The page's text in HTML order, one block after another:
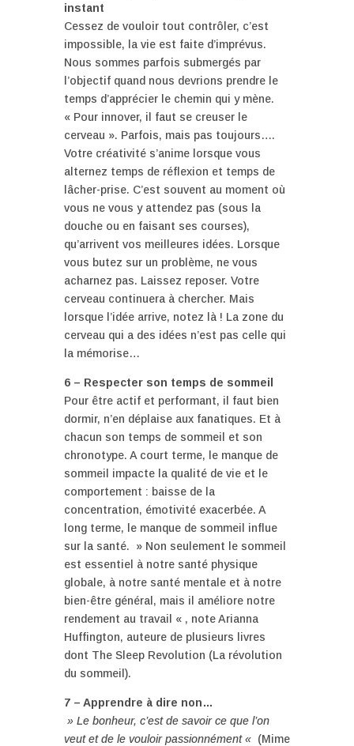
instant
Cessez de vouloir tout contrôler, c’est
impossible, la vie est faite d’imprévus.
Nous sommes parfois submergés par
l’objectif quand nous devrions prendre le
temps d’apprécier le chemin qui y mène.
« Pour innover, il faut se creuser le
cerveau ». Parfois, mais pas toujours….
Votre créativité s’anime lorsque vous
alternez temps de réflexion et temps de
lâcher-prise. C’est souvent au moment où
vous ne vous y attendez pas (sous la
douche ou en faisant ses courses),
qu’arrivent vos meilleures idées. Lorsque
vous butez sur un problème, ne vous
acharnez pas. Laissez reposer. Votre
cerveau continuera à chercher. Mais
lorsque l’idée arrive, notez là ! La zone du
cerveau qui a des idées n’est pas celle qui
la mémorise…
6 – Respecter son temps de sommeil
Pour être actif et performant, il faut bien
dormir, n’en déplaise aux fanatiques. Et à
chacun son temps de sommeil et son
chronotype. A court terme, le manque de
sommeil impacte la qualité de vie et le
comportement : baisse de la
concentration, émotivité exacerbée. A
long terme, le manque de sommeil influe
sur la santé. » Non seulement le sommeil
est essentiel à notre santé physique
globale, à notre santé mentale et à notre
bien-être général, mais il améliore notre
rendement au travail « , note Arianna
Huffington, auteure de plusieurs livres
dont The Sleep Revolution (La révolution
du sommeil).
7 – Apprendre à dire non…
» Le bonheur, c’est de savoir ce que l’on
veut et de le vouloir passionnément « (Mime